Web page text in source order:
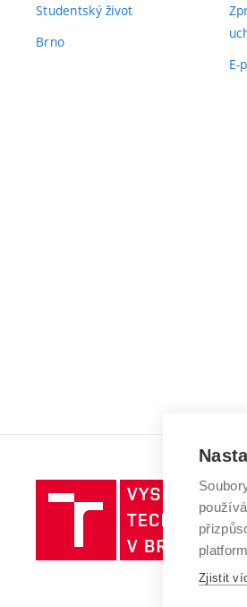
Studentský život
Brno
E-
Zjistit